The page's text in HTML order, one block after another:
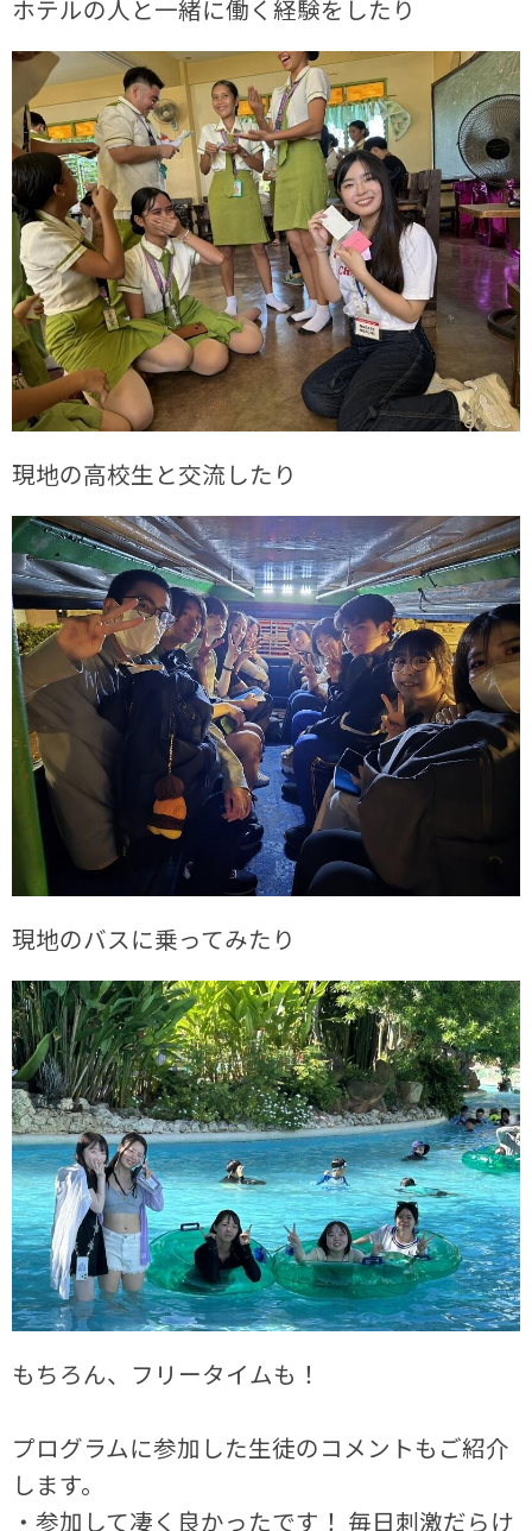
ホテルの人と一緒に働く経験をしたり
現地の高校生と交流したり
現地のバスに乗ってみたり
もちろん、フリータイムも！
プログラムに参加した生徒のコメントもご紹介
します。
・参加して凄く良かったです！ 毎日刺激だらけ